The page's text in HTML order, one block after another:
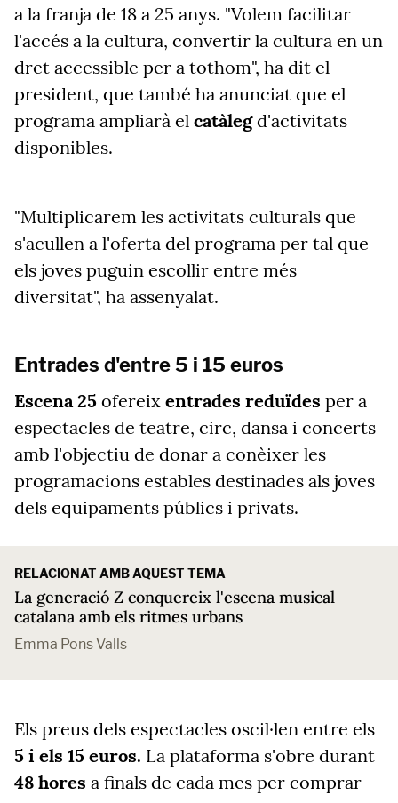
a la franja de 18 a 25 anys. "Volem facilitar
l'accés a la cultura, convertir la cultura en un
dret accessible per a tothom", ha dit el
president, que també ha anunciat que el
programa ampliarà el catàlegd'activitats
disponibles.
"Multiplicarem les activitats culturals que
s'acullen a l'oferta del programa per tal que
els joves puguin escollir entre més
diversitat", ha assenyalat.
Entrades d'entre 5 i 15 euros
Escena 25 ofereix entrades reduïdes per a
espectacles de teatre, circ, dansa i concerts
amb l'objectiu de donar a conèixer les
programacions estables destinades als joves
dels equipaments públics i privats.
RELACIONAT AMB AQUEST TEMA
La generació Z conquereix l'escena musical
catalana amb els ritmes urbans
Emma Pons Valls
Els preus dels espectacles oscil·len entre els
5 i els 15 euros. La plataforma s'obre durant
48 hores a finals de cada mes per comprar